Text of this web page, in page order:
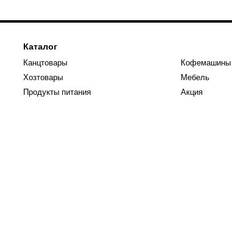
Каталог
Канцтовары
Хозтовары
Продукты питания
Кофемашины
Мебель
Акция